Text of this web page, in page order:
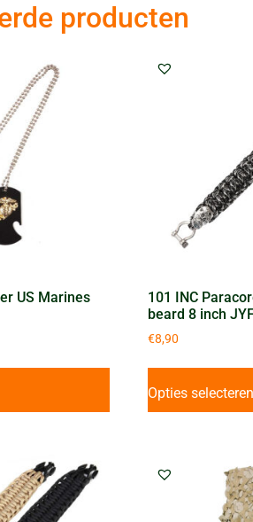
producten
US Marines
101 INC
beard 8 inch
€8,90
Opties selecteren